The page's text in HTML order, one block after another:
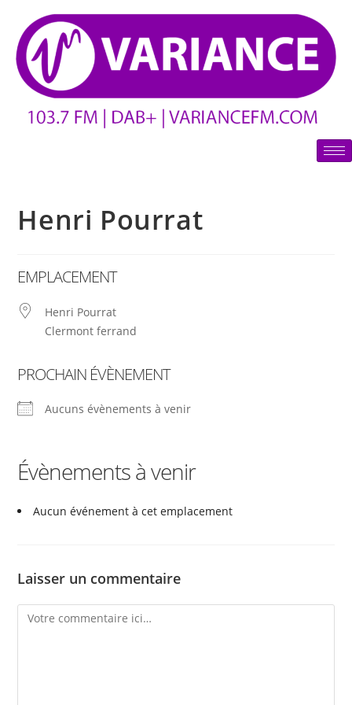
Henri Pourrat
EMPLACEMENT
Henri Pourrat
Clermont ferrand
PROCHAIN ÉVÈNEMENT
Aucuns évènements à venir
Évènements à venir
Aucun événement à cet emplacement
Laisser un commentaire